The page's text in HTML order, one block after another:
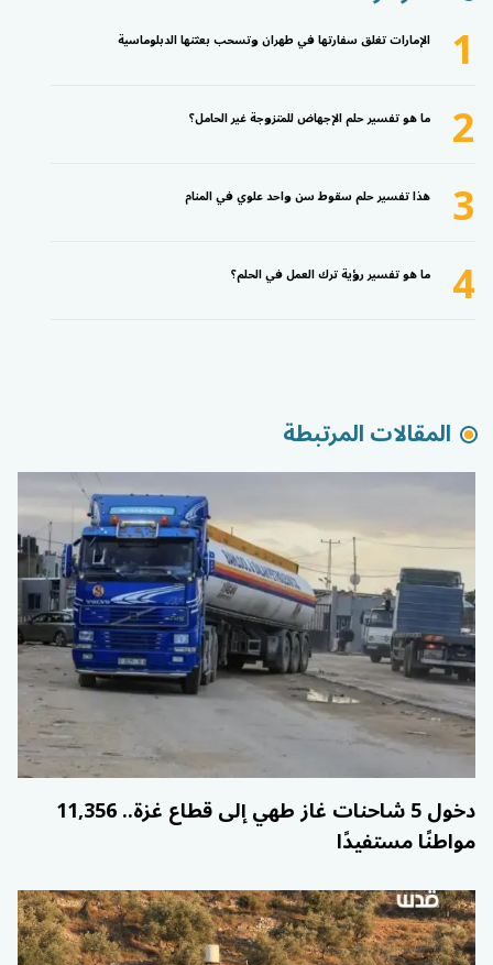
1 الإمارات تغلق سفارتها في طهران وتسحب بعثتها الدبلوماسية
2 ما هو تفسير حلم الإجهاض للمتزوجة غير الحامل؟
3 هذا تفسير حلم سقوط سن واحد علوي في المنام
4 ما هو تفسير رؤية ترك العمل في الحلم؟
المقالات المرتبطة
دخول 5 شاحنات غاز طهي إلى قطاع غزة.. 11,356
مواطنًا مستفيدًا